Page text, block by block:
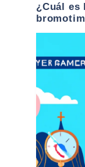
¿Cuál es